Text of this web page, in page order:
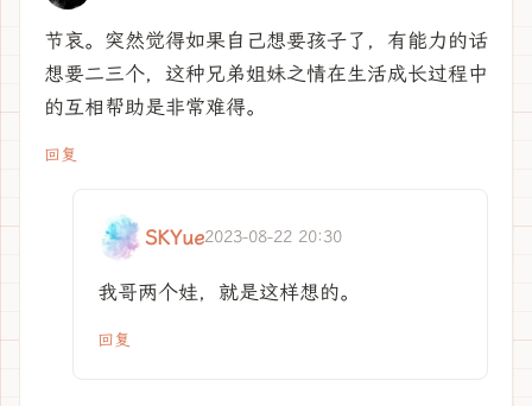
节哀。突然觉得如果自己想要孩子了，有能力的话
想要二三个，这种兄弟姐妹之情在生活成长过程中
的互相帮助是非常难得。
回复
SKYue2023-08-22 20:30
我哥两个娃，就是这样想的。
回复